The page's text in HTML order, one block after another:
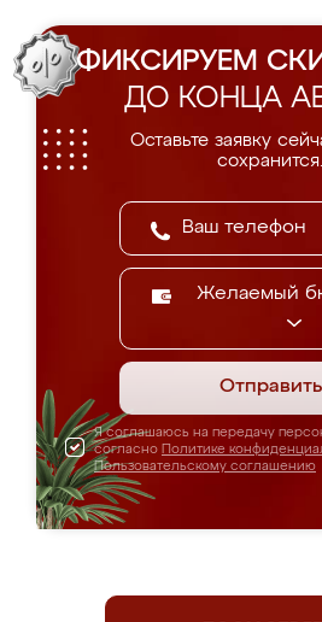
ФИКСИРУЕМ
ДО КОНЦА
Оставьте заявку
сохранится.
Желаемый
Отправить
Я соглашаюсь на передачу
согласно Политике
Пользовательскому соглашению